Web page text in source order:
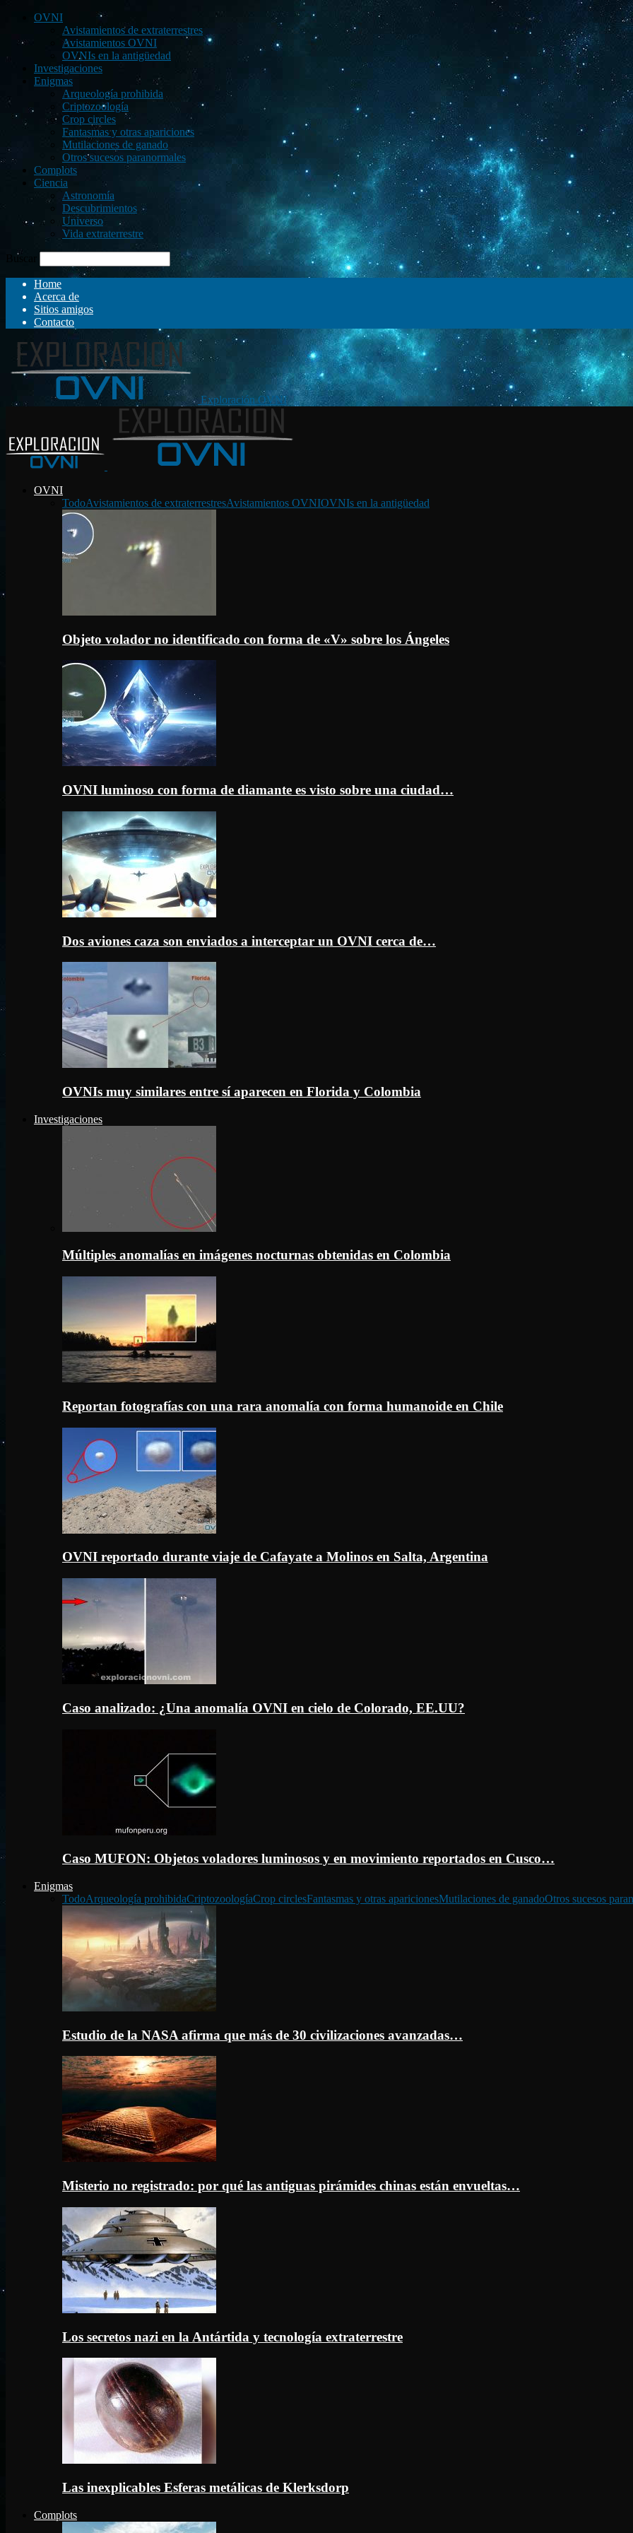
OVNI
Avistamientos de extraterrestres
Avistamientos OVNI
OVNIs en la antigüedad
Investigaciones
Enigmas
Arqueología prohibida
Criptozoología
Crop circles
Fantasmas y otras apariciones
Mutilaciones de ganado
Otros sucesos paranormales
Complots
Ciencia
Astronomía
Descubrimientos
Universo
Vida extraterrestre
Buscar
Home
Acerca de
Sitios amigos
Contacto
Exploración OVNI
OVNI
TodoAvistamientos de extraterrestresAvistamientos OVNIOVNIs en la antigüedad
Objeto volador no identificado con forma de «V» sobre los Ángeles
OVNI luminoso con forma de diamante es visto sobre una ciudad…
Dos aviones caza son enviados a interceptar un OVNI cerca de…
OVNIs muy similares entre sí aparecen en Florida y Colombia
Investigaciones
Múltiples anomalías en imágenes nocturnas obtenidas en Colombia
Reportan fotografías con una rara anomalía con forma humanoide en Chile
OVNI reportado durante viaje de Cafayate a Molinos en Salta, Argentina
Caso analizado: ¿Una anomalía OVNI en cielo de Colorado, EE.UU?
Caso MUFON: Objetos voladores luminosos y en movimiento reportados en Cusco…
Enigmas
TodoArqueología prohibidaCriptozoologíaCrop circlesFantasmas y otras aparicionesMutilaciones de ganadoOtros sucesos
Estudio de la NASA afirma que más de 30 civilizaciones avanzadas…
Misterio no registrado: por qué las antiguas pirámides chinas están envueltas…
Los secretos nazi en la Antártida y tecnología extraterrestre
Las inexplicables Esferas metálicas de Klerksdorp
Complots